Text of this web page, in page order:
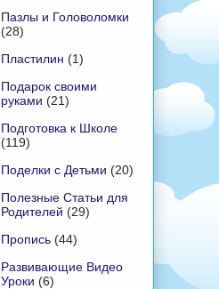
Пазлы и Головоломки
(28)
Пластилин (1)
Подарок своими
руками (21)
Подготовка к Школе
(119)
Поделки с Детьми (20)
Полезные Статьи для
Родителей (29)
Пропись (44)
Развивающие Видео
Уроки (6)